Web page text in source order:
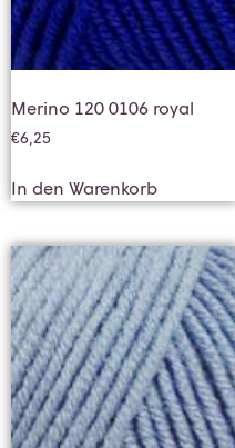
Merino 120 0106 royal
€6,25
In den Warenkorb